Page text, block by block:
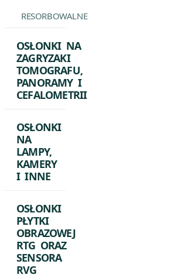
RESORBOWALNE
OSŁONKI NA
ZAGRYZAKI
TOMOGRAFU,
PANORAMY I
CEFALOMETRII
OSŁONKI
NA
LAMPY,
KAMERY
I INNE
OSŁONKI
PŁYTKI
OBRAZOWEJ
RTG ORAZ
SENSORA
RVG